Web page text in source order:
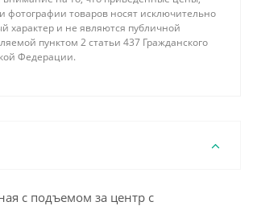
комплектации концевыми
устройствами с
и особенностей
При заказе обязательно
фотографии товаров носят исключительно
характер и не являются публичной
пунктом 2 статьи 437 Гражданского
Федерации.
с подъемом за центр с